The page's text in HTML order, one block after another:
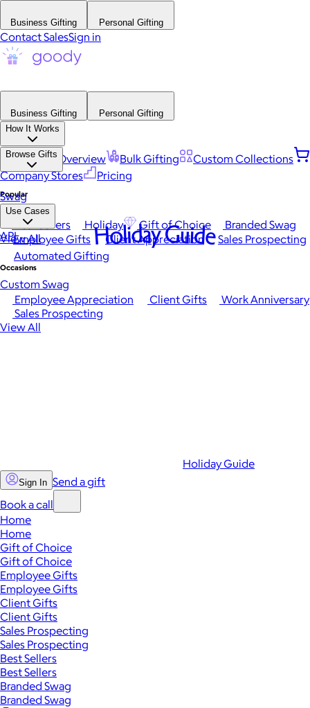
Business Gifting Personal Gifting
Contact SalesSign in
Business Gifting
Personal Gifting
How It Works
Platform Overview Bulk Gifting
Custom Collections
Company Stores
Pricing
Browse Gifts
Popular
Best Sellers Holiday Gift of Choice
Branded Swag
View All
Occasions
Employee Appreciation Client Gifts
Work Anniversary
Sales Prospecting
View All
Swag
Use Cases
Employee Gifts Client Appreciation
Sales Prospecting
Automated Gifting
Custom Swag
API Holiday Guide
Holiday Guide
Sign In Send a gift
Book a call
Home
Home
Gift of Choice
Gift of Choice
Employee Gifts
Employee Gifts
Client Gifts
Client Gifts
Sales Prospecting
Sales Prospecting
Best Sellers
Best Sellers
Branded Swag
Branded Swag